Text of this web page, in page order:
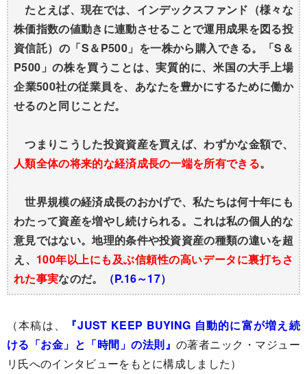
たとえば、現在では、インデックスファンド（様々な
株価指数の値動きに連動させることで運用成果を図る投
資信託）の「S＆P500」を一株から購入できる。「S＆
P500」の株を買うことは、実質的に、米国の大手上場
企業500社の従業員を、あなたを豊かにするために働か
せるのと同じことだ。
つまりこうした投資資産を買えば、わずかな金額で、
人類全体の将来的な経済成長の一端を所有できる。
世界規模の経済成長のおかげで、私たちは何十年にも
わたって資産を増やし続けられる。これは私の個人的な
意見ではない。地理的条件や投資資産の種類の違いを超
え、 100年以上にも及ぶ信頼性の高いデータに裏打ちさ
れた事実なのだ。 （P.16～17）
（本稿は、
『JUST KEEP BUYING 自動的に富が増え続
ける「お金」と「時間」の法則』 の著者ニック・マジュー
リ氏へのインタビューをもとに構成しました）